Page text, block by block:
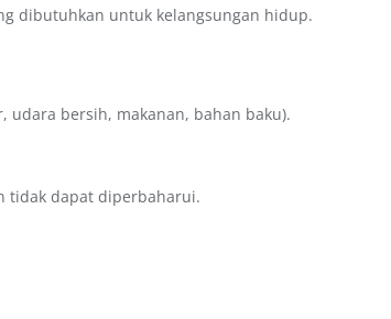
dibutuhkan untuk kelangsungan hidup.
bersih, makanan, bahan baku).
tidak dapat diperbaharui.